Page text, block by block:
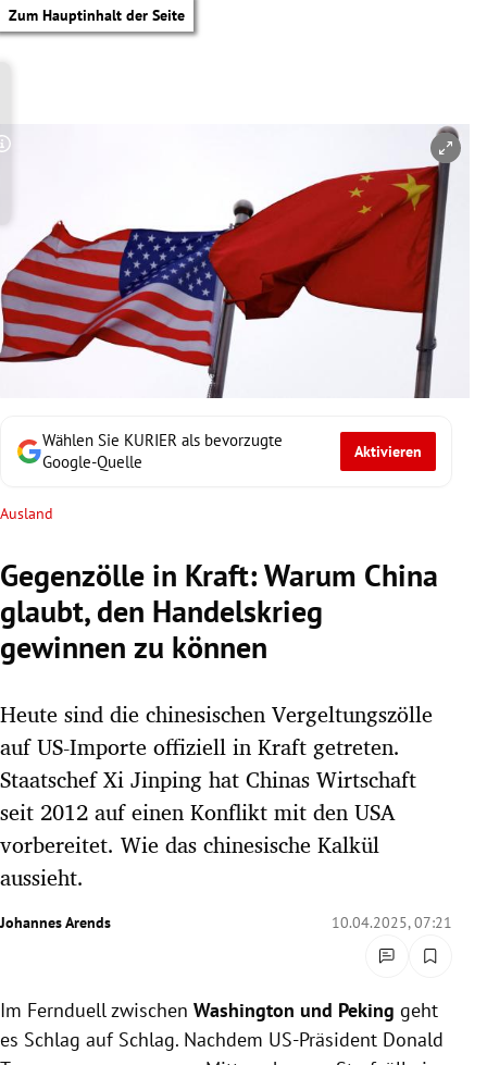
Zum Hauptinhalt der Seite
Untermenü
Untermenü
Untermenü
Untermenü
Untermenü
Untermenü
Untermenü
Untermenü
Untermenü
Untermenü
Wählen Sie KURIER als bevorzugte
Google-Quelle
Aktivieren
Ausland
Gegenzölle in Kraft: Warum China
glaubt, den Handelskrieg
gewinnen zu können
Heute sind die chinesischen Vergeltungszölle
auf US-Importe offiziell in Kraft getreten.
Staatschef Xi Jinping hat Chinas Wirtschaft
seit 2012 auf einen Konflikt mit den USA
vorbereitet. Wie das chinesische Kalkül
aussieht.
Johannes Arends 10.04.2025, 07:21
Copyright-Hinweis öffnen/schließen
Im Fernduell zwischen Washington und Peking geht
es Schlag auf Schlag. Nachdem US-Präsident Donald